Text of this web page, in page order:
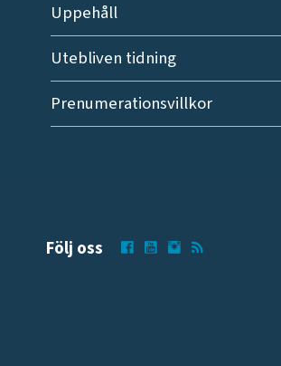
Uppehåll
Utebliven tidning
Prenumerationsvillkor
Följ oss